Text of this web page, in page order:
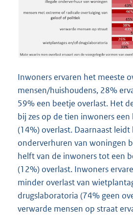
Inwoners ervaren het meeste
mensen/huishoudens, 28%
59% een beetje overlast. Het
bij zes op de tien inwoners
(14%) overlast. Daarnaast leidt
onderverhuren van woningen
helft van de inwoners tot een
(12%) overlast. Inwoners
minder overlast van
drugslaboratoria (74% geen
verwarde mensen op straat